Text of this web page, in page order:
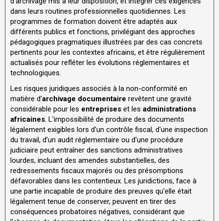
dans leurs routines professionnelles quotidiennes. Les
programmes de formation doivent être adaptés aux
différents publics et fonctions, privilégiant des approches
pédagogiques pragmatiques illustrées par des cas concrets
pertinents pour les contextes africains, et être régulièrement
actualisés pour refléter les évolutions réglementaires et
technologiques.
Les risques juridiques associés à la non-conformité en
matière d'archivage documentaire revêtent une gravité
considérable pour les entreprises et les administrations
africaines . L'impossibilité de produire des documents
légalement exigibles lors d'un contrôle fiscal, d'une inspection
du travail, d'un audit réglementaire ou d'une procédure
judiciaire peut entraîner des sanctions administratives
lourdes, incluant des amendes substantielles, des
redressements fiscaux majorés ou des présomptions
défavorables dans les contentieux. Les juridictions, face à
une partie incapable de produire des preuves qu'elle était
légalement tenue de conserver, peuvent en tirer des
conséquences probatoires négatives, considérant que